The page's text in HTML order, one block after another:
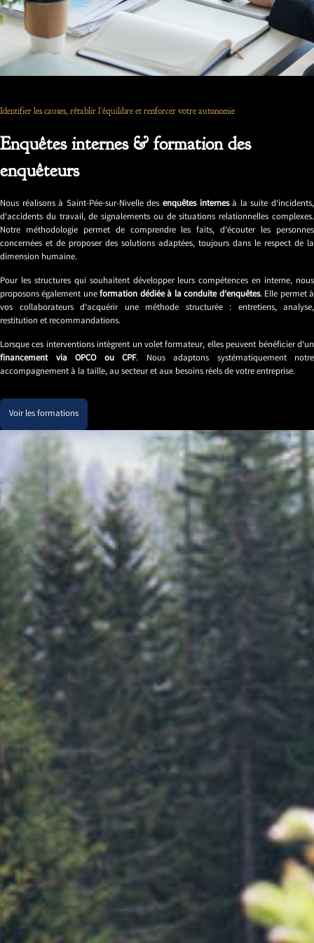
Identifier les causes, rétablir l’équilibre et renforcer votre autonomie
Enquêtes internes & formation des
enquêteurs
Nous réalisons à Saint-Pée-sur-Nivelle des enquêtes internesà la suite d’incidents,
d’accidents du travail, de signalements ou de situations relationnelles complexes.
Notre méthodologie permet de comprendre les faits, d’écouter les personnes
concernées et de proposer des solutions adaptées, toujours dans le respect de la
dimension humaine.
Pour les structures qui souhaitent développer leurs compétences en interne, nous
proposons également uneformation dédiée à la conduite d’enquêtes. Elle permet à
vos collaborateurs d’acquérir une méthode structurée : entretiens, analyse,
restitution et recommandations.
Lorsque ces interventions intègrent un volet formateur, elles peuvent bénéficier d’un
financement via OPCO ou CPF. Nous adaptons systématiquement notre
accompagnement à la taille, au secteur et aux besoins réels de votre entreprise.
Voir les formations